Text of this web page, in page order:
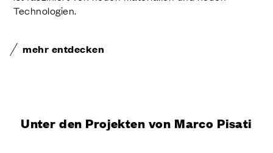
Technologien.
mehr entdecken
Unter den Projekten von Marco Pisati